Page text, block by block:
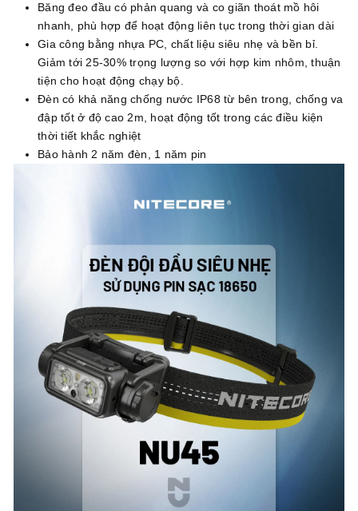
Băng đeo đầu có phản quang và co giãn thoát mồ hôi
nhanh, phù hợp để hoạt động liên tục trong thời gian dài
Gia công bằng nhựa PC, chất liệu siêu nhẹ và bền bỉ.
Giảm tới 25-30% trọng lượng so với hợp kim nhôm, thuận
tiện cho hoạt động chạy bộ.
Đèn có khả năng chống nước IP68 từ bên trong, chống va
đập tốt ở độ cao 2m, hoạt động tốt trong các điều kiện
thời tiết khắc nghiệt
Bảo hành 2 năm đèn, 1 năm pin